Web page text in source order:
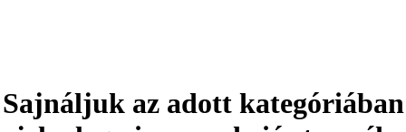
Sajnáljuk az adott kategóriában